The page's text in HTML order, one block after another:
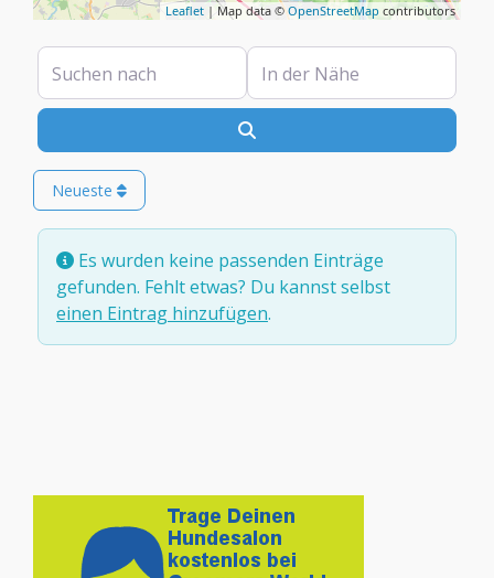
Leaflet | Map data ©OpenStreetMap contributors
Suchen nach In der Nähe
Neueste
Es wurden keine passenden Einträge
gefunden. Fehlt etwas? Du kannst selbst
einen Eintrag hinzufügen.